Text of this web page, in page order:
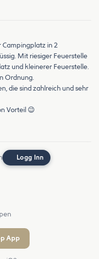
Campingplatz in 2
Mit riesiger Feuerstelle
und kleinerer Feuerstelle.
Ordnung.
die sind zahlreich und sehr
Vorteil 😉
Logg Inn
App